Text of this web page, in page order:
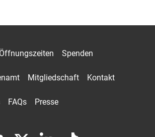
Öffnungszeiten Spenden
Mitgliedschaft Kontakt
FAQs Presse